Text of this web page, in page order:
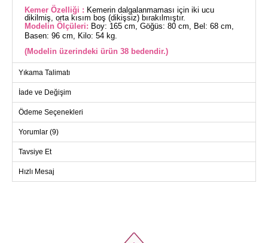
Kemer Özelliği : Kemerin dalgalanmaması için iki ucu
dikilmiş, orta kısım boş (dikişsiz) bırakılmıştır.
Modelin Ölçüleri: Boy: 165 cm, Göğüs: 80 cm, Bel: 68 cm,
Basen: 96 cm, Kilo: 54 kg.
(Modelin üzerindeki ürün 38 bedendir.)
Aksesuar Düğmeli Balıksırtı Elbise, tesettür giyim için ideal bir
seçimdir. Sonbahar ve Kış mevsimlerine uygun bu elbise,
hassas yıkama ile 30 derecede yıkanabilir. Balıksırtı desenli
kumaştan üretilmiştir ve bisiklet yaka tasarımına sahiptir.
Astarsız olan bu model, kafadan geçirilerek giyilir ve düğmeleri
sadece aksesuar amaçlıdır. Elbisenin bel kısmında bulunan
lastik sayesinde daha rahat bir kullanım sunar. Ayrıca, kemer
dalgalanmasını önlemek için dikilmiş iki ucu ve dikişsiz orta
kısmı ile dikkat çeker. Kemer, elbiseyle birlikte gelir ve isteğe
bağlı olarak çıkarılabilir. Manşeti de lastiklidir, bu sayede
kolaylıkla giyip çıkarılabilir.
Yıkama Talimatı
İade ve Değişim
Ödeme Seçenekleri
Yorumlar (9)
Tavsiye Et
Hızlı Mesaj